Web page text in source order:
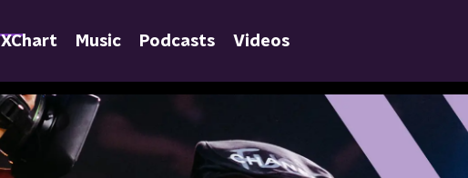
XChart Music Podcasts Videos